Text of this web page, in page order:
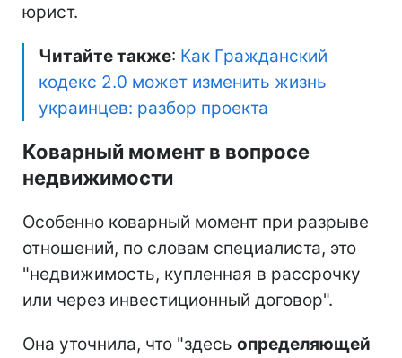
юрист.
Читайте также: Как Гражданский
кодекс 2.0 может изменить жизнь
украинцев: разбор проекта
Коварный момент в вопросе
недвижимости
Особенно коварный момент при разрыве
отношений, по словам специалиста, это
"недвижимость, купленная в рассрочку
или через инвестиционный договор".
Она уточнила, что "здесь определяющей